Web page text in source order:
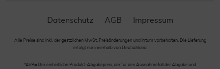
Datenschutz AGB Impressum
Alle Preise sind inkl. der gestzlichen MwSt. Preisänderungen und Irrtum vorbehalten. Die Lieferung
erfolgt nur innerhalb von Deutschland.
*AVP= Der einheitliche Produkt-Abgabepreis, der für den Ausnahmefall der Abgabe und